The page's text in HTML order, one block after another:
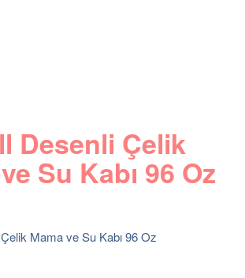
Desenli Çelik
Su Kabı 96 Oz
Mama ve Su Kabı 96 Oz